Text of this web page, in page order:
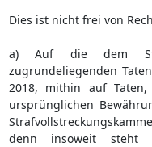
Dies ist nicht frei von
a) Auf die dem
zugrundeliegenden
2018, mithin auf
ursprünglichen
denn insoweit steht